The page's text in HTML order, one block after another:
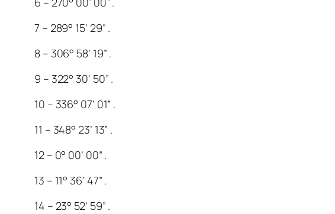
7 – 289° 15’ 29” .
8 – 306° 58’ 19” .
9 – 322° 30’ 50” .
10 – 336° 07’ 01” .
11 – 348° 23’ 13” .
12 – 0° 00’ 00” .
13 – 11° 36’ 47” .
14 – 23° 52’ 59” .